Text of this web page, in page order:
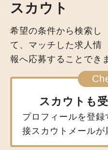
スカウト
希望の条件から検索し
て、マッチした求人情
報へ応募することでき
スカウトも
プロフィールを登
接スカウトメールが